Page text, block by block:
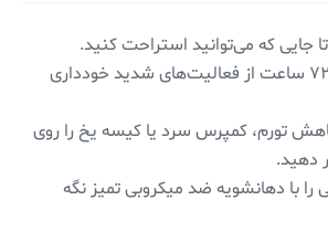
جایی که می‌توانید استراحت کنید.
به مدت ۴۸ تا ۷۲ ساعت از فعالیت‌های شدید خودداری
تورم، کمپرس سرد یا کیسه یخ را روی
دهید.
با دهانشویه ضد میکروبی تمیز نگه